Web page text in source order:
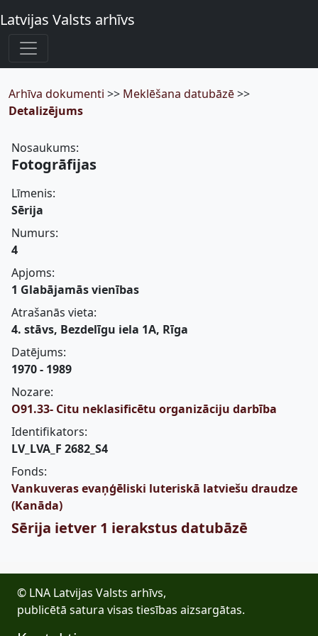
Latvijas Valsts arhīvs
Arhīva dokumenti >> Meklēšana datubāzē>>
Detalizējums
Nosaukums:
Fotogrāfijas
Līmenis:
Sērija
Numurs:
4
Apjoms:
1 Glabājamās vienības
Atrašanās vieta:
4. stāvs, Bezdelīgu iela 1A, Rīga
Datējums:
1970 - 1989
Nozare:
O91.33- Citu neklasificētu organizāciju darbība
Identifikators:
LV_LVA_F 2682_S4
Fonds:
Vankuveras evaņģēliski luteriskā latviešu draudze
(Kanāda)
Sērija ietver 1 ierakstus datubāzē
© LNA Latvijas Valsts arhīvs,
publicētā satura visas tiesības aizsargātas.